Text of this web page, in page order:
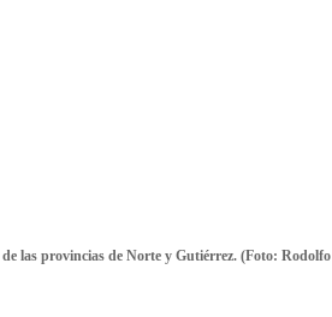
las provincias de Norte y Gutiérrez. (Foto: Rodolfo